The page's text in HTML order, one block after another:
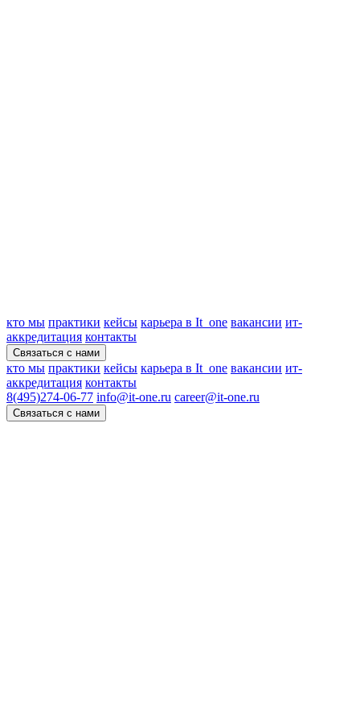
кто мы практики кейсы карьера в It_one вакансии ит-
аккредитация контакты
Связаться с нами
кто мы практики кейсы карьера в It_one вакансии ит-
аккредитация контакты
8(495)274-06-77 info@it-one.ru career@it-one.ru
Связаться с нами